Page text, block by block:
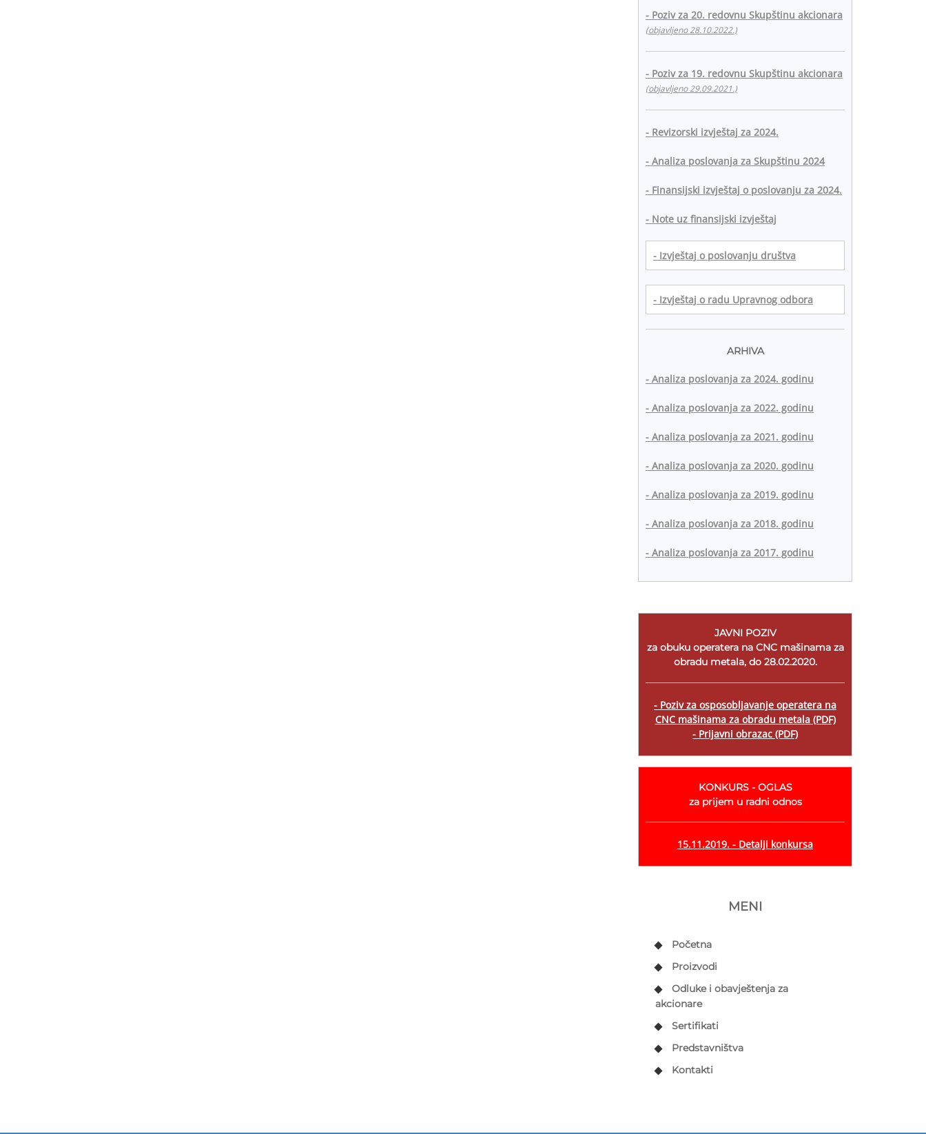
- Poziv za 20. redovnu Skupštinu akcionara
(objavljeno 28.10.2022.)
- Poziv za 19. redovnu Skupštinu akcionara
(objavljeno 29.09.2021.)
- Revizorski izvještaj za 2024.
- Analiza poslovanja za Skupštinu 2024
- Finansijski izvještaj o poslovanju za 2024.
- Note uz finansijski izvještaj
- Izvještaj o poslovanju društva
- Izvještaj o radu Upravnog odbora
ARHIVA
- Analiza poslovanja za 2024. godinu
- Analiza poslovanja za 2022. godinu
- Analiza poslovanja za 2021. godinu
- Analiza poslovanja za 2020. godinu
- Analiza poslovanja za 2019. godinu
- Analiza poslovanja za 2018. godinu
- Analiza poslovanja za 2017. godinu
JAVNI POZIV
za obuku operatera na CNC mašinama za
obradu metala, do 28.02.2020.
- Poziv za osposobljavanje operatera na
CNC mašinama za obradu metala (PDF)
- Prijavni obrazac (PDF)
KONKURS - OGLAS
za prijem u radni odnos
15.11.2019. - Detalji konkursa
MENI
Početna
Proizvodi
Odluke i obavještenja za
akcionare
Sertifikati
Predstavništva
Kontakti